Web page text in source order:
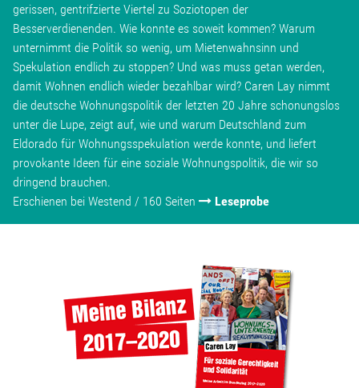
gerissen, gentrifzierte Viertel zu Soziotopen der
Besserverdienenden. Wie konnte es soweit kommen? Warum
unternimmt die Politik so wenig, um Mietenwahnsinn und
Spekulation endlich zu stoppen? Und was muss getan werden,
damit Wohnen endlich wieder bezahlbar wird? Caren Lay nimmt
die deutsche Wohnungspolitik der letzten 20 Jahre schonungslos
unter die Lupe, zeigt auf, wie und warum Deutschland zum
Eldorado für Wohnungsspekulation werde konnte, und liefert
provokante Ideen für eine soziale Wohnungspolitik, die wir so
dringend brauchen.
Erschienen bei Westend / 160 Seiten
Leseprobe